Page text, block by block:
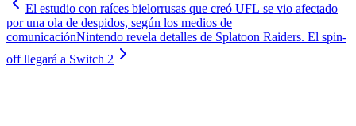
El estudio con raíces bielorrusas que creó UFL se vio afectado
por una ola de despidos, según los medios de
comunicaciónNintendo revela detalles de Splatoon Raiders. El spin-
off llegará a Switch 2